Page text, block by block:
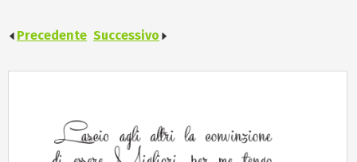
Precedente Successivo